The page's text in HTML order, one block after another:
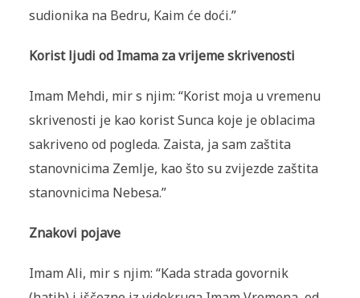
sudionika na Bedru, Kaim će doći.”
Korist ljudi od Imama za vrijeme skrivenosti
Imam Mehdi, mir s njim: “Korist moja u vremenu
skrivenosti je kao korist Sunca koje je oblacima
sakriveno od pogleda. Zaista, ja sam zaštita
stanovnicima Zemlje, kao što su zvijezde zaštita
stanovnicima Nebesa.”
Znakovi pojave
Imam Ali, mir s njim: “Kada strada govornik